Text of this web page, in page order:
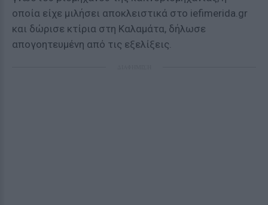
οποία είχε μιλήσει αποκλειστικά στο iefimerida.gr
και δώρισε κτίρια στη Καλαμάτα, δήλωσε
απογοητευμένη από τις εξελίξεις.